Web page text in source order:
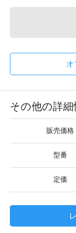
オ
その他の詳細
販売価格
型番
定価